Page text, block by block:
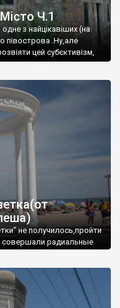
Ч.1
з найцікавіших (на
півострова .Ну,але
цей субєктивізм,
не получилось,пройти
радиальные